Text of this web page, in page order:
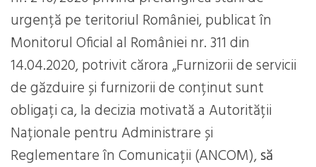
urgență pe teritoriul României, publicat în
Monitorul Oficial al României nr. 311 din
14.04.2020, potrivit cărora „Furnizorii de servicii
de găzduire și furnizorii de conținut sunt
obligați ca, la decizia motivată a Autorității
Naționale pentru Administrare și
Reglementare în Comunicații (ANCOM),să